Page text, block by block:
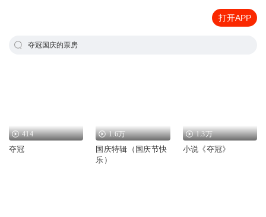
打开APP
夺冠国庆的票房
414
夺冠
1.6万
国庆特辑（国庆节快
乐）
1.3万
小说《夺冠》